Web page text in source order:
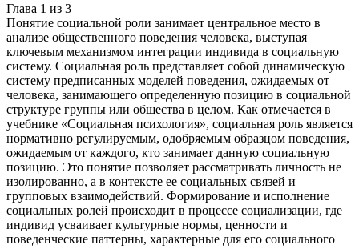
Глава 1 из 3
Понятие социальной роли занимает центральное место в
анализе общественного поведения человека, выступая
ключевым механизмом интеграции индивида в социальную
систему. Социальная роль представляет собой динамическую
систему предписанных моделей поведения, ожидаемых от
человека, занимающего определенную позицию в социальной
структуре группы или общества в целом. Как отмечается в
учебнике «Социальная психология», социальная роль является
нормативно регулируемым, одобряемым образцом поведения,
ожидаемым от каждого, кто занимает данную социальную
позицию. Это понятие позволяет рассматривать личность не
изолированно, а в контексте ее социальных связей и
групповых взаимодействий. Формирование и исполнение
социальных ролей происходит в процессе социализации, где
индивид усваивает культурные нормы, ценности и
поведенческие паттерны, характерные для его социального